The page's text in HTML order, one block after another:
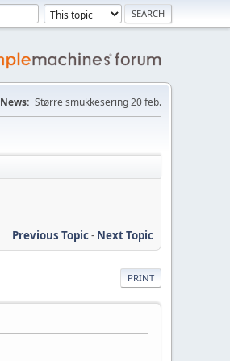
News: Større smukkesering 20 feb.
Previous Topic- Next Topic
PRINT